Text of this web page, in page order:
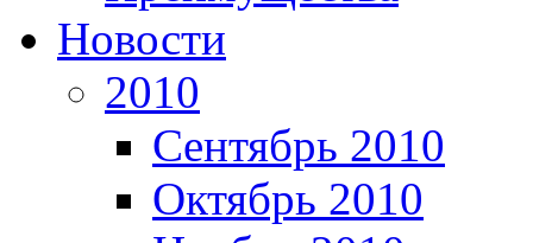
Новости
2010
Сентябрь 2010
Октябрь 2010